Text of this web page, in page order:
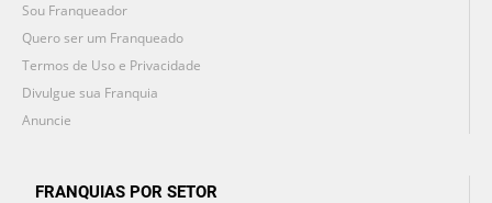
Sou Franqueador
Quero ser um Franqueado
Termos de Uso e Privacidade
Divulgue sua Franquia
Anuncie
FRANQUIAS POR SETOR